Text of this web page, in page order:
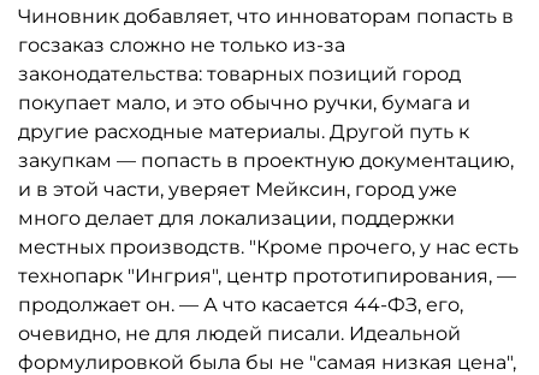
Чиновник добавляет, что инноваторам попасть в
госзаказ сложно не только из-за
законодательства: товарных позиций город
покупает мало, и это обычно ручки, бумага и
другие расходные материалы. Другой путь к
закупкам — попасть в проектную документацию,
и в этой части, уверяет Мейксин, город уже
много делает для локализации, поддержки
местных производств. "Кроме прочего, у нас есть
технопарк "Ингрия", центр прототипирования, —
продолжает он. — А что касается 44-ФЗ, его,
очевидно, не для людей писали. Идеальной
формулировкой была бы не "самая низкая цена",